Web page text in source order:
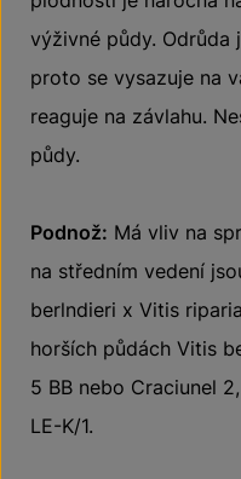
výživné půdy. Odrůda
proto se vysazuje na
reaguje na závlahu.
půdy.
Podnož: Má vliv na
na středním vedení
berlndieri x Vitis
horších půdách Vitis
5 BB nebo Craciunel
LE-K/1.